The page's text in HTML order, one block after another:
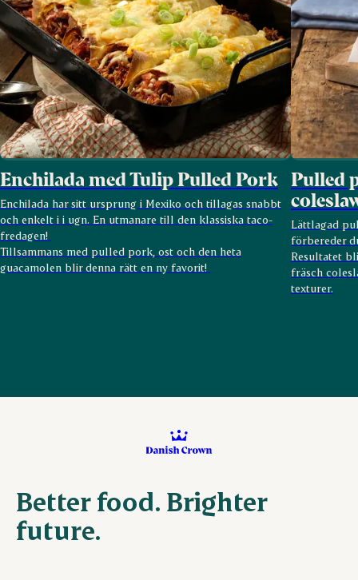
Enchilada med Tulip Pulled Pork
Enchilada har sitt ursprung i Mexiko och tillagas snabbt
och enkelt i i ugn. En utmanare till den klassiska taco-
fredagen!
Tillsammans med pulled pork, ost och den heta
guacamolen blir denna rätt en ny favorit!
Pulled
Lättlagad
förbereder
Resultatet
fräsch
texturer.
Better food. Brighter
future.